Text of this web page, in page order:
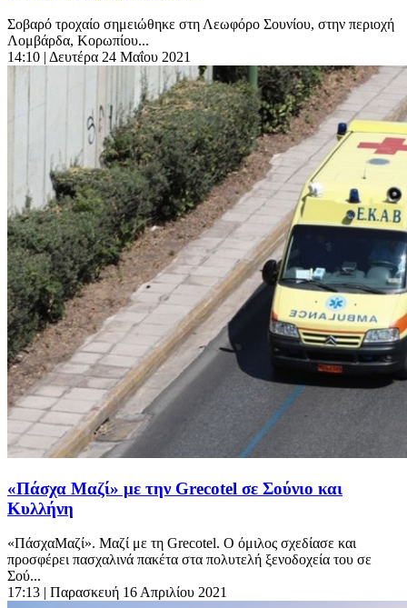
Σοβαρό τροχαίο σημειώθηκε στη Λεωφόρο Σουνίου, στην περιοχή
Λομβάρδα, Κορωπίου...
14:10 | Δευτέρα 24 Μαΐου 2021
«Πάσχα Μαζί» με την Grecotel σε Σούνιο και
Κυλλήνη
«ΠάσχαΜαζί». Μαζί με τη Grecotel. Ο όμιλος σχεδίασε και
προσφέρει πασχαλινά πακέτα στα πολυτελή ξενοδοχεία του σε
Σού...
17:13 | Παρασκευή 16 Απριλίου 2021